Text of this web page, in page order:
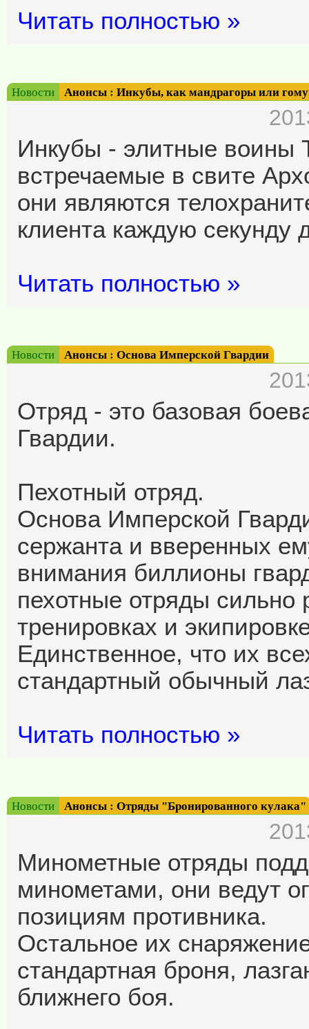
Читать полностью »
Новости Анонсы : Инкубы, как мандрагоры или
Инкубы - элитные воины
встречаемые в свите
они являются
клиента каждую секунду
Читать полностью »
Новости Анонсы : Основа Имперской Гвардии
Отряд - это базовая
Гвардии.
Пехотный отряд.
Основа Имперской
сержанта и вверенных
внимания биллионы
пехотные отряды сильно
тренировках и
Единственное, что их
стандартный обычный
Читать полностью »
Новости Анонсы : Отряды "Бронированного кулака"
Минометные отряды
минометами, они ведут
позициям противника.
Остальное их
стандартная броня,
ближнего боя.